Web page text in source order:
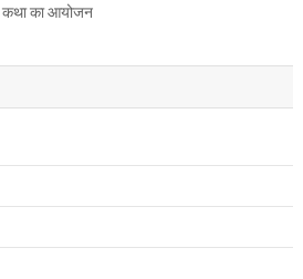
कथा का आयोजन